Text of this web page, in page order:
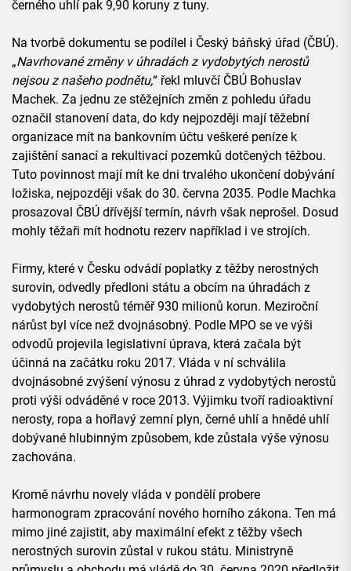
černého uhlí pak 9,90 koruny z tuny.
Na tvorbě dokumentu se podílel i Český báňský úřad (ČBÚ).
„Navrhované změny v úhradách z vydobytých nerostů
nejsou z našeho podnětu,“ řekl mluvčí ČBÚ Bohuslav
Machek. Za jednu ze stěžejních změn z pohledu úřadu
označil stanovení data, do kdy nejpozději mají těžební
organizace mít na bankovním účtu veškeré peníze k
zajištění sanací a rekultivací pozemků dotčených těžbou.
Tuto povinnost mají mít ke dni trvalého ukončení dobývání
ložiska, nejpozději však do 30. června 2035. Podle Machka
prosazoval ČBÚ dřívější termín, návrh však neprošel. Dosud
mohly těžaři mít hodnotu rezerv například i ve strojích.
Firmy, které v Česku odvádí poplatky z těžby nerostných
surovin, odvedly předloni státu a obcím na úhradách z
vydobytých nerostů téměř 930 milionů korun. Meziroční
nárůst byl více než dvojnásobný. Podle MPO se ve výši
odvodů projevila legislativní úprava, která začala být
účinná na začátku roku 2017. Vláda v ní schválila
dvojnásobné zvýšení výnosu z úhrad z vydobytých nerostů
proti výši odváděné v roce 2013. Výjimku tvoří radioaktivní
nerosty, ropa a hořlavý zemní plyn, černé uhlí a hnědé uhlí
dobývané hlubinným způsobem, kde zůstala výše výnosu
zachována.
Kromě návrhu novely vláda v pondělí probere
harmonogram zpracování nového horního zákona. Ten má
mimo jiné zajistit, aby maximální efekt z těžby všech
nerostných surovin zůstal v rukou státu. Ministryně